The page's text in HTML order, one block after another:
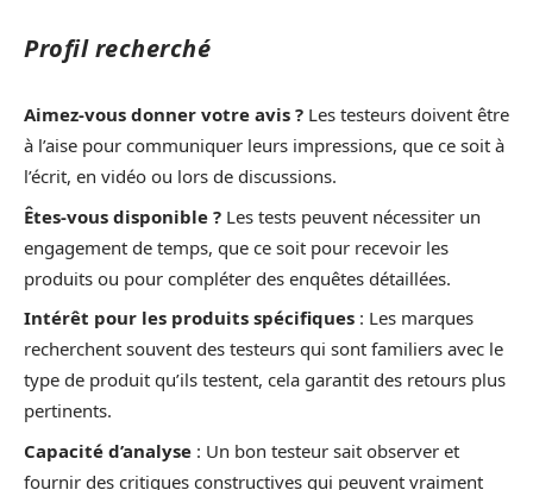
Profil recherché
Aimez-vous donner votre avis ? Les testeurs doivent être
à l’aise pour communiquer leurs impressions, que ce soit à
l’écrit, en vidéo ou lors de discussions.
Êtes-vous disponible ? Les tests peuvent nécessiter un
engagement de temps, que ce soit pour recevoir les
produits ou pour compléter des enquêtes détaillées.
Intérêt pour les produits spécifiques : Les marques
recherchent souvent des testeurs qui sont familiers avec le
type de produit qu’ils testent, cela garantit des retours plus
pertinents.
Capacité d’analyse : Un bon testeur sait observer et
fournir des critiques constructives qui peuvent vraiment